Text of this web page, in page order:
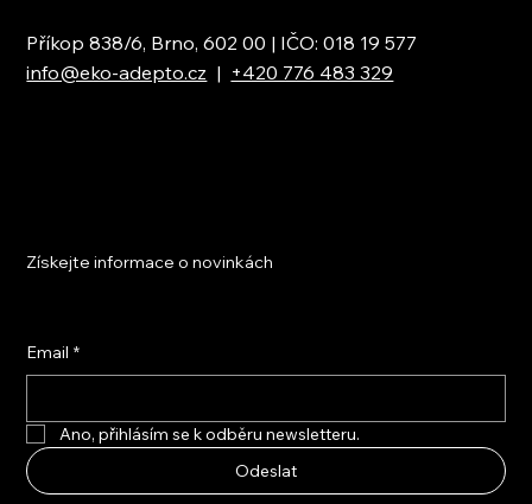
Příkop 838/6, Brno, 602 00 | IČO: 018 19 577
info@eko-adepto.cz | +420 776 483 329
Získejte informace o novinkách
Email *
Ano, přihlásím se k odběru newsletteru.
Odeslat